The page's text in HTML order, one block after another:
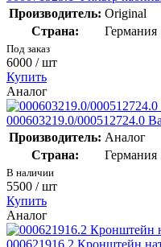
Производитель: Original
Страна:
Германия
Под заказ
6000 / шт
Купить
Аналог
000603219.0/000512724.0
Производитель: Аналог
Страна:
Германия
В наличии
5500 / шт
Купить
Аналог
000621916.2 Кронштейн